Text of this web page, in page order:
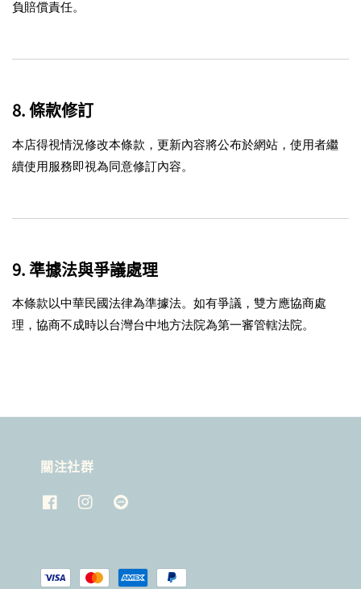
負賠償責任。
8. 條款修訂
本店得視情況修改本條款，更新內容將公布於網站，使用者繼
續使用服務即視為同意修訂內容。
9. 準據法與爭議處理
本條款以中華民國法律為準據法。如有爭議，雙方應協商處
理，協商不成時以台灣台中地方法院為第一審管轄法院。
關注社群